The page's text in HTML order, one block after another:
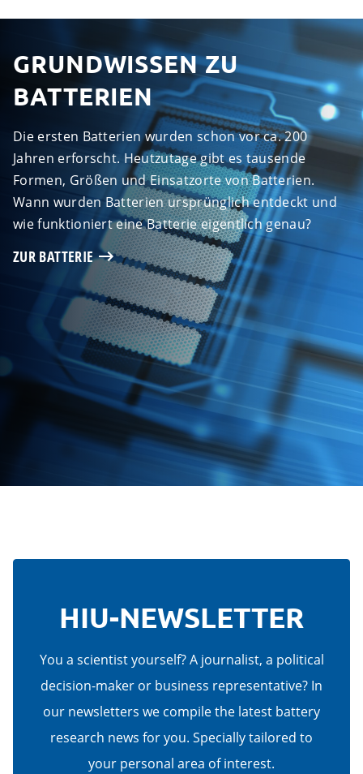
GRUNDWISSEN ZU
BATTERIEN
Die ersten Batterien wurden schon vor ca. 200
Jahren erforscht. Heutzutage gibt es tausende
Formen, Größen und Einsatzorte von Batterien.
Wann wurden Batterien ursprünglich entdeckt und
wie funktioniert eine Batterie eigentlich genau?
ZUR BATTERIE
HIU-NEWSLETTER
You a scientist yourself? A journalist, a political
decision-maker or business representative? In
our newsletters we compile the latest battery
research news for you. Specially tailored to
your personal area of interest.